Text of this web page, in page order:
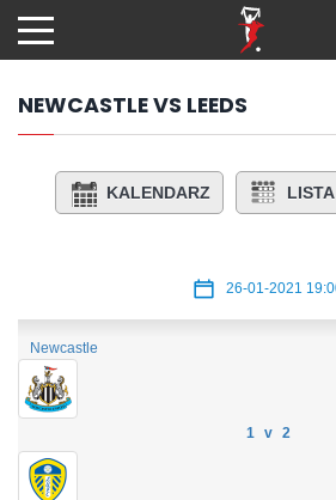
hdo
treści
NEWCASTLE VS LEEDS
KALENDARZ
26-01-2021
Newcastle
1 v 2